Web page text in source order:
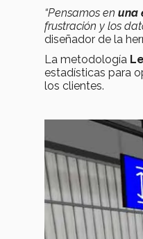
“Pensamos en una
frustración y los
diseñador de la
La metodología
estadísticas para
los clientes.